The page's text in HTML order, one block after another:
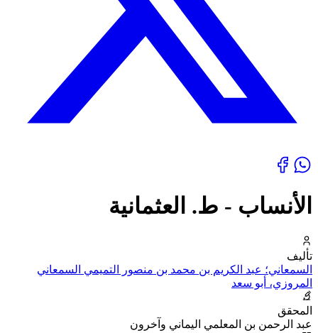
الأنساب - ط. العثمانية
تأليف
السمعاني؛ عبد الكريم بن محمد بن منصور التميمي السمعاني
المروزي، أبو سعد
المحقق
عبد الرحمن بن المعلمي اليماني وآخرون